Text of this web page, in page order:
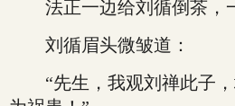
法正一边给刘循倒茶，一
刘循眉头微皱道：
“先生，我观刘禅此子，